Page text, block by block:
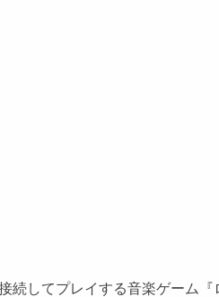
してプレイする音楽ゲーム『